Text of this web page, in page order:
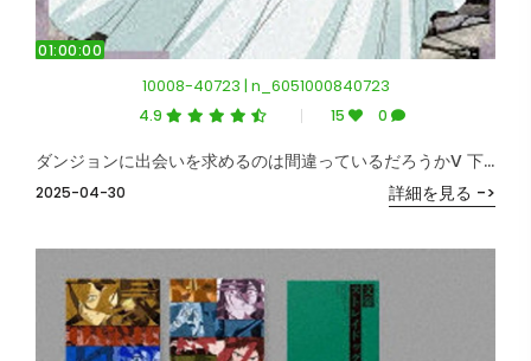
01:00:00
10008-40723 | n_6051000840723
4.9 15 0
2025-04-30
ダンジョンに出会いを求めるのは間違っているだろうかV 下巻＜初回仕様版＞ （ブルーレイディスク）
詳細を見る ->